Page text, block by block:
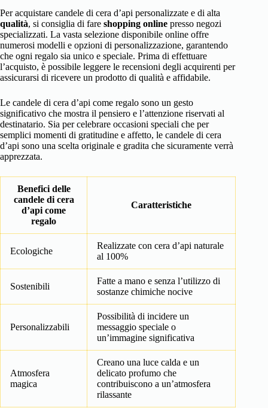
Per acquistare candele di cera d’api personalizzate e di alta
qualità, si consiglia di fare shopping online presso negozi
specializzati. La vasta selezione disponibile online offre
numerosi modelli e opzioni di personalizzazione, garantendo
che ogni regalo sia unico e speciale. Prima di effettuare
l’acquisto, è possibile leggere le recensioni degli acquirenti per
assicurarsi di ricevere un prodotto di qualità e affidabile.
Le candele di cera d’api come regalo sono un gesto
significativo che mostra il pensiero e l’attenzione riservati al
destinatario. Sia per celebrare occasioni speciali che per
semplici momenti di gratitudine e affetto, le candele di cera
d’api sono una scelta originale e gradita che sicuramente verrà
apprezzata.
Benefici delle
candele di cera
d’api come
regalo
Caratteristiche
Ecologiche
Realizzate con cera d’api naturale
al 100%
Sostenibili
Fatte a mano e senza l’utilizzo di
sostanze chimiche nocive
Personalizzabili
Possibilità di incidere un
messaggio speciale o
un’immagine significativa
Atmosfera
magica
Creano una luce calda e un
delicato profumo che
contribuiscono a un’atmosfera
rilassante